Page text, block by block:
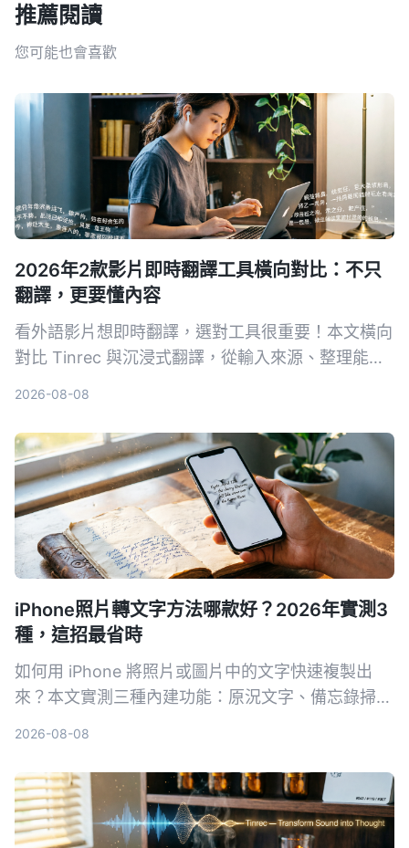
推薦閱讀
您可能也會喜歡
2026年2款影片即時翻譯工具橫向對比：不只
翻譯，更要懂內容
看外語影片想即時翻譯，選對工具很重要！本文橫向
對比 Tinrec 與沉浸式翻譯，從輸入來源、整理能力
2026-08-08
iPhone照片轉文字方法哪款好？2026年實測3
種，這招最省時
如何用 iPhone 將照片或圖片中的文字快速複製出
來？本文實測三種內建功能：原況文字、備忘錄掃描
2026-08-08